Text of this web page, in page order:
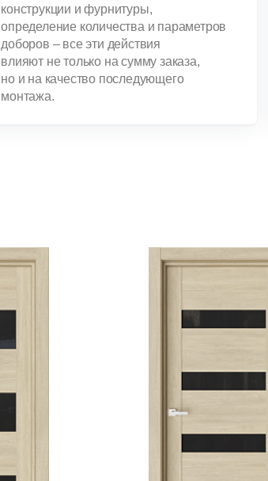
конструкции и фурнитуры,
определение количества и параметров
доборов – все эти действия
влияют не только на сумму заказа,
но и на качество последующего
монтажа.